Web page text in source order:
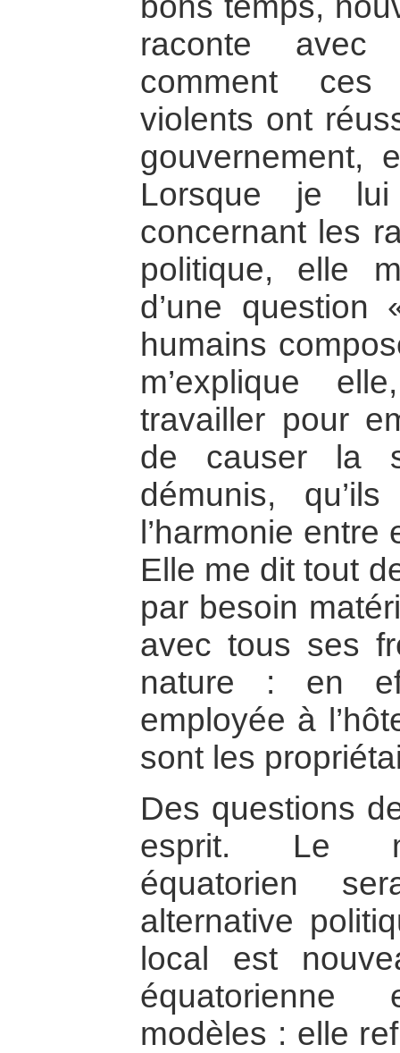
raconte avec
comment ces
violents ont
gouvernement,
Lorsque je
concernant les
politique, elle
d’une
humains
m’explique
travailler pour
de causer la
démunis,
l’harmonie
Elle me dit tout
par besoin
avec tous ses
nature : en
employée à
sont les
Des questions
esprit. Le
équatorien
alternative
local est
modèles : elle